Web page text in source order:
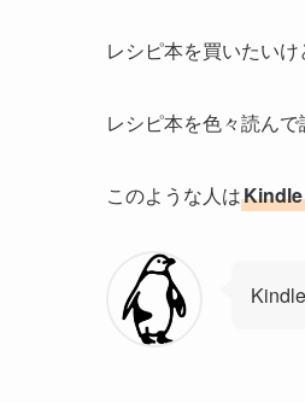
レシピ本を買いたい
レシピ本を色々読んで
このような人はKindle